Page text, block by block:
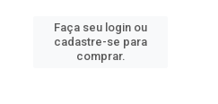
Faça seu login ou
cadastre-se para
comprar.